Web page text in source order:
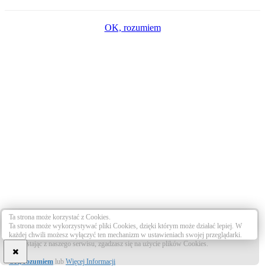
Ta strona może korzystać z Cookies.
Ta strona może wykorzystywać pliki Cookies, dzięki którym może działać lepiej. W
każdej chwili możesz wyłączyć ten mechanizm w ustawieniach swojej przeglądarki.
Korzystając z naszego serwisu, zgadzasz się na użycie plików Cookies.
OK, rozumiem lub Więcej Informacji
OK, rozumiem